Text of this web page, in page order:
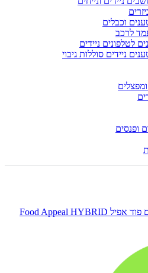
וכבלים
לרכב
לטלפונים ניידים
ניידים סוללות גיבוי
ופנסים
סט סירים ומחבת 5 חלקים פוד אפיל Food Appeal HYBRID